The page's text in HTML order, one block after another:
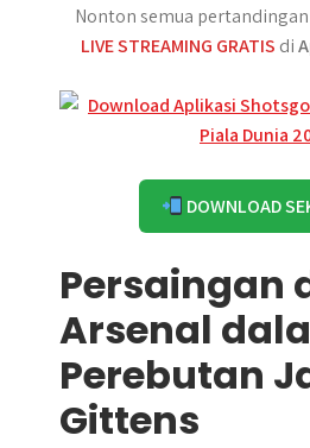
Nonton semua
LIVE STREAMING GRATIS di
DOWNLOAD
Persaingan
Arsenal
Perebutan
Gittens